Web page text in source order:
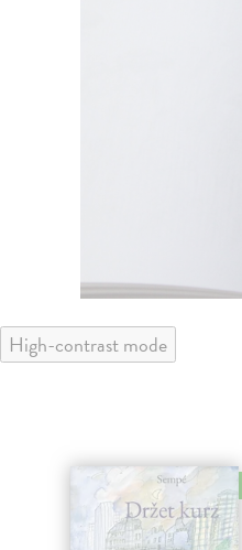
High-contrast mode